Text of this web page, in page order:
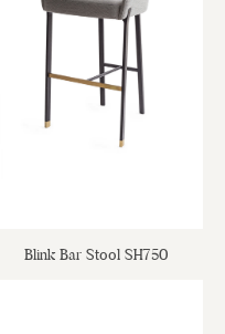
Blink Bar Stool SH750